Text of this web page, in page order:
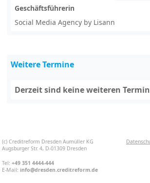
Geschäftsführerin
Social Media Agency by Lisann
Weitere Termine
Derzeit sind keine weiteren
(c) Creditreform Dresden Aumüller KG
Augsburger Str. 4, D-01309 Dresden
Tel: +49 351 4444-444
E-Mail: info@dresden.creditreform.de